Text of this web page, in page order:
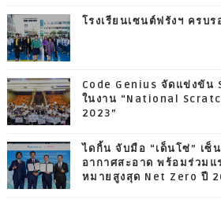
โรงเรียนเซนต์ฟรังฯ ครบ
Code Genius จัดแข่งขัน
ในงาน “National
2023”
ไดกิ้น จับมือ “เด็นโซ่” เซ็
อากาศสะอาด พร้อมร่วมแ
หมายสูงสุด Net Zero ปี